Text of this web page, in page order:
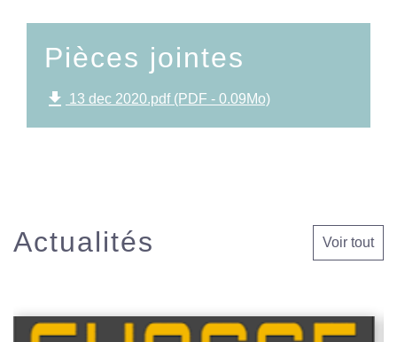
Pièces jointes
file_download 13 dec 2020.pdf (PDF - 0.09Mo)
Actualités Voir tout